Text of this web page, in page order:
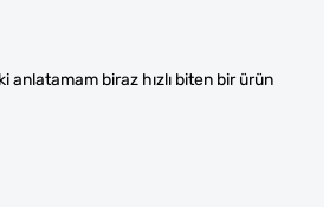
anlatamam biraz hızlı biten bir ürün